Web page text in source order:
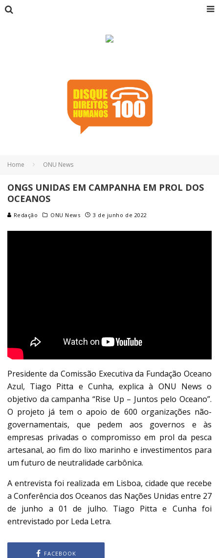
Home ONU News
ONGS UNIDAS EM CAMPANHA EM PROL DOS
OCEANOS
Redação ONU News 3 de junho de 2022
Presidente da Comissão Executiva da Fundação Oceano
Azul, Tiago Pitta e Cunha, explica à ONU News o
objetivo da campanha “Rise Up – Juntos pelo Oceano”.
O projeto já tem o apoio de 600 organizações não-
governamentais, que pedem aos governos e às
empresas privadas o compromisso em prol da pesca
artesanal, ao fim do lixo marinho e investimentos para
um futuro de neutralidade carbônica.
A entrevista foi realizada em Lisboa, cidade que recebe
a Conferência dos Oceanos das Nações Unidas entre 27
de junho a 01 de julho. Tiago Pitta e Cunha foi
entrevistado por Leda Letra.
FACEBOOK